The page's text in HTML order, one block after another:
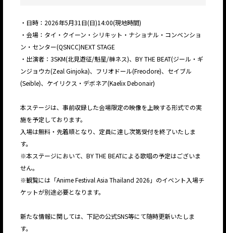
・日時：2026年5月31日(日)14:00(現地時間)
・会場：タイ・クイーン・シリキット・ナショナル・コンベンショ
ン・センター(QSNCC)NEXT STAGE
・出演者：3SKM(北見遊征/魁星/榊ネス)、BY THE BEAT(ジール・ギ
ンジョウカ(Zeal Ginjoka)、フリオドール(Freodore)、セイブル
(Seible)、ケイリクス・デボネア(Kaelix Debonair)
本ステージは、事前収録した会場限定の映像を上映する形式での実
施を予定しております。
入場は無料・先着順となり、定員に達し次第受付を終了いたしま
す。
※本ステージにおいて、BY THE BEATによる歌唱の予定はございま
せん。
※観覧には「Anime Festival Asia Thailand 2026」のイベント入場チ
ケットが別途必要となります。
新たな情報に関しては、下記の公式SNS等にて随時更新いたしま
す。